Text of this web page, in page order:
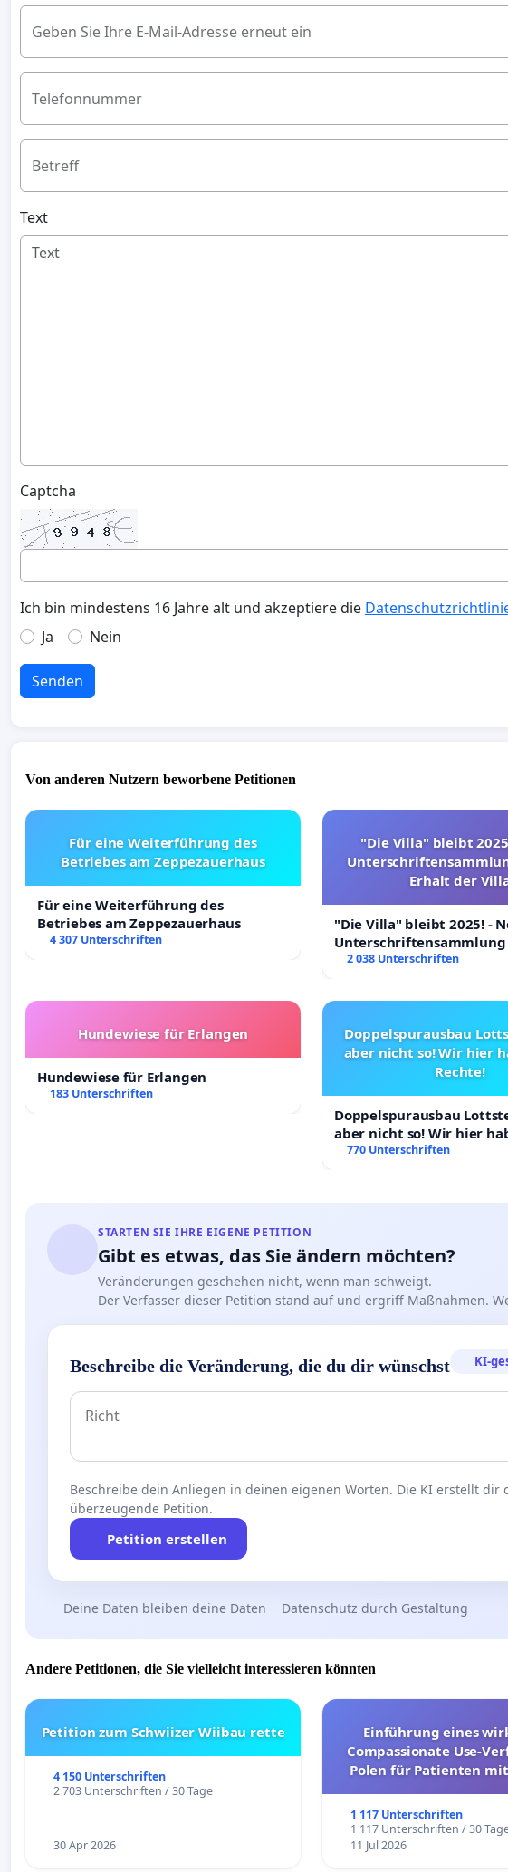
Geben Sie Ihre E-Mail-Adresse erneut ein
Telefonnummer
Betreff
Text
Captcha
Ich bin mindestens 16 Jahre alt und akzeptiere die
Ja
Nein
Senden
Von anderen Nutzern beworbene Petitionen
Für eine Weiterführung des
Betriebes am Zeppezauerhaus
Für eine Weiterführung des
Betriebes am Zeppezauerhaus
4 307 Unterschriften
"Die Villa" bleibt
Erhalt der
"Die Villa" bleibt 2025! -
Erhalt der Villa
2 038 Unterschriften
Hundewiese für Erlangen
Hundewiese für Erlangen
183 Unterschriften
Doppelspurausbau
aber nicht so! Wir hier
Rechte!
Doppelspurausbau
aber nicht so! Wir hier
Rechte!
770 Unterschriften
STARTEN SIE IHRE EIGENE PETITION
Gibt es etwas, das Sie ändern möchten?
Veränderungen geschehen nicht, wenn man schweigt.
Der Verfasser dieser Petition stand auf und ergriff Maßnahmen.
Beschreibe die Veränderung, die du dir wünschst KI-
Beschreibe dein Anliegen in deinen eigenen Worten. Die KI erstellt dir
überzeugende Petition.
Petition erstellen
Deine Daten bleiben deine Daten Datenschutz durch Gestaltung
Andere Petitionen, die Sie vielleicht interessieren könnten
Petition zum Schwiizer Wiibau rette
4 150 Unterschriften
2 703 Unterschriften / 30 Tage
30 Apr 2026
Einführung eines
Compassionate Use-
Polen für Patienten
1 117 Unterschriften
1 117 Unterschriften / 30
11 Jul 2026